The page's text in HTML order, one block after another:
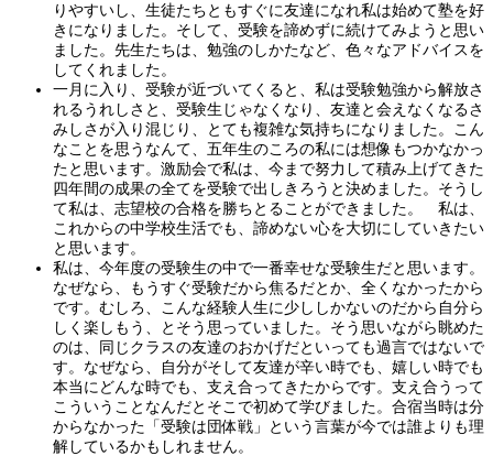
りやすいし、生徒たちともすぐに友達になれ私は始めて塾を好
きになりました。そして、受験を諦めずに続けてみようと思い
ました。先生たちは、勉強のしかたなど、色々なアドバイスを
してくれました。
一月に入り、受験が近づいてくると、私は受験勉強から解放さ
れるうれしさと、受験生じゃなくなり、友達と会えなくなるさ
みしさが入り混じり、とても複雑な気持ちになりました。こん
なことを思うなんて、五年生のころの私には想像もつかなかっ
たと思います。激励会で私は、今まで努力して積み上げてきた
四年間の成果の全てを受験で出しきろうと決めました。そうし
て私は、志望校の合格を勝ちとることができました。 私は、
これからの中学校生活でも、諦めない心を大切にしていきたい
と思います。
私は、今年度の受験生の中で一番幸せな受験生だと思います。
なぜなら、もうすぐ受験だから焦るだとか、全くなかったから
です。むしろ、こんな経験人生に少ししかないのだから自分ら
しく楽しもう、とそう思っていました。そう思いながら眺めた
のは、同じクラスの友達のおかげだといっても過言ではないで
す。なぜなら、自分がそして友達が辛い時でも、嬉しい時でも
本当にどんな時でも、支え合ってきたからです。支え合うって
こういうことなんだとそこで初めて学びました。合宿当時は分
からなかった「受験は団体戦」という言葉が今では誰よりも理
解しているかもしれません。